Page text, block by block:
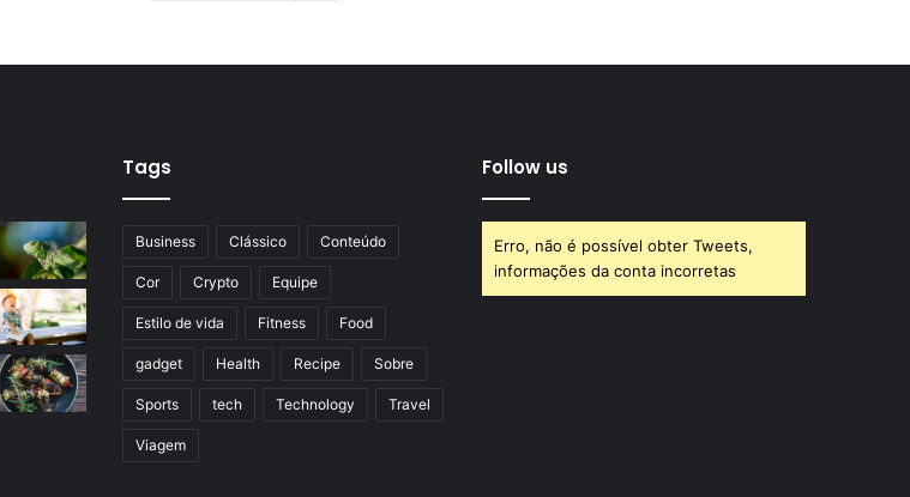
Tags
Business Clássico Conteúdo
Cor Crypto Equipe
Estilo de vida Fitness Food
gadget Health Recipe Sobre
Sports tech Technology Travel
Viagem
Follow us
Erro, não é possível obter Tweets,
informações da conta incorretas